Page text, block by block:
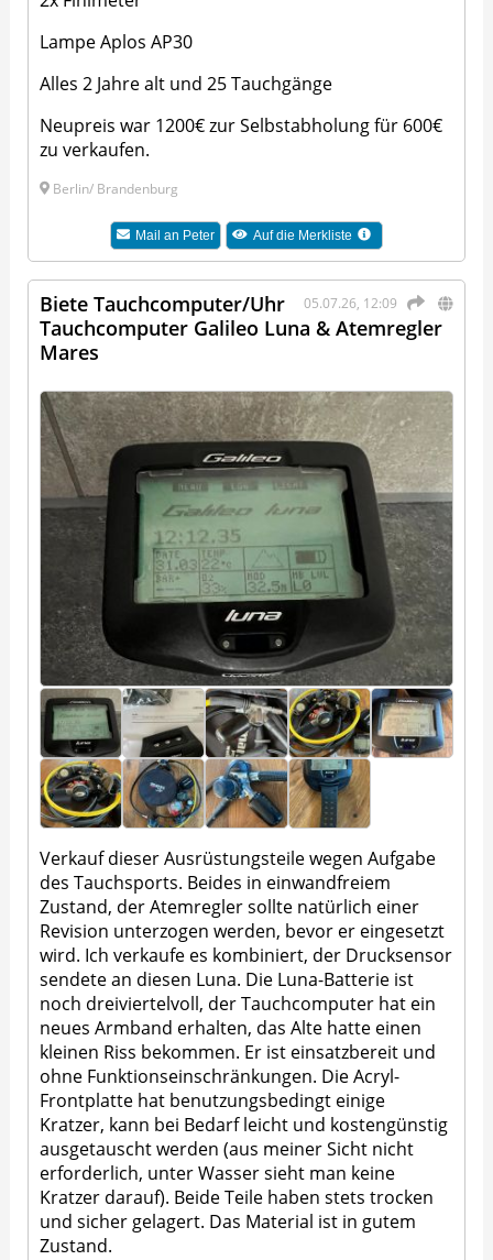
Lampe Aplos AP30
Alles 2 Jahre alt und 25 Tauchgänge
Neupreis war 1200€ zur Selbstabholung für 600€
zu verkaufen.
Berlin/ Brandenburg
Mail an Peter Auf die Merkliste
05.07.26, 12:09
Biete Tauchcomputer/Uhr
Tauchcomputer Galileo Luna & Atemregler
Mares
Verkauf dieser Ausrüstungsteile wegen Aufgabe
des Tauchsports. Beides in einwandfreiem
Zustand, der Atemregler sollte natürlich einer
Revision unterzogen werden, bevor er eingesetzt
wird. Ich verkaufe es kombiniert, der Drucksensor
sendete an diesen Luna. Die Luna-Batterie ist
noch dreiviertelvoll, der Tauchcomputer hat ein
neues Armband erhalten, das Alte hatte einen
kleinen Riss bekommen. Er ist einsatzbereit und
ohne Funktionseinschränkungen. Die Acryl-
Frontplatte hat benutzungsbedingt einige
Kratzer, kann bei Bedarf leicht und kostengünstig
ausgetauscht werden (aus meiner Sicht nicht
erforderlich, unter Wasser sieht man keine
Kratzer darauf). Beide Teile haben stets trocken
und sicher gelagert. Das Material ist in gutem
Zustand.